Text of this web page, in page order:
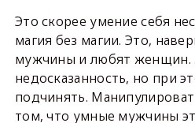
Это скорее умение себя
магия без магии. Это,
мужчины и любят женщин.
недосказанность, но при
подчинять.
том, что умные мужчины